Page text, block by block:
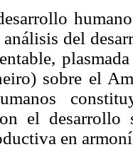
del
sobre el
el desarrollo
en